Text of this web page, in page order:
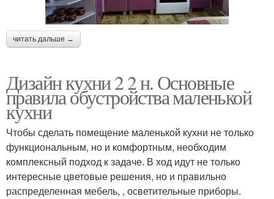
читать дальше →
Дизайн кухни 2 2 н. Основные
правила обустройства маленькой
кухни
Чтобы сделать помещение маленькой кухни не только
функциональным, но и комфортным, необходим
комплексный подход к задаче. В ход идут не только
интересные цветовые решения, но и правильно
распределенная мебель, , осветительные приборы.